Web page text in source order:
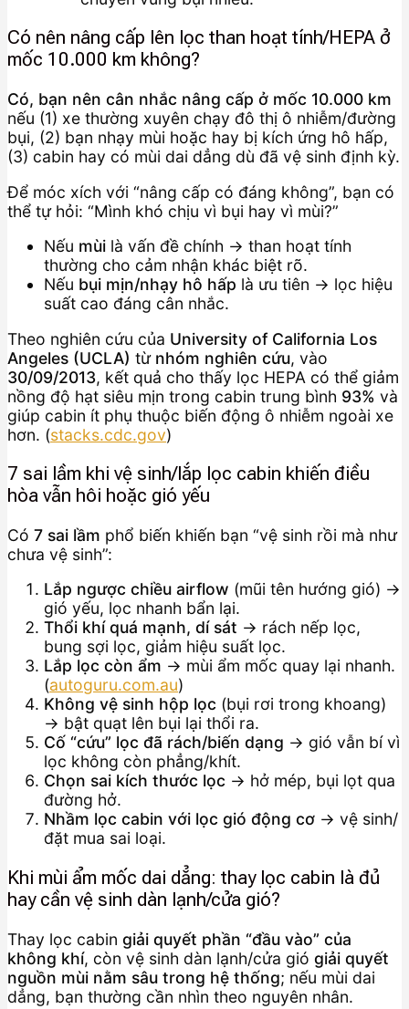
Có nên nâng cấp lên lọc than hoạt tính/HEPA ở
mốc 10.000 km không?
Có, bạn nên cân nhắc nâng cấp ở mốc 10.000 km
nếu (1) xe thường xuyên chạy đô thị ô nhiễm/đường
bụi, (2) bạn nhạy mùi hoặc hay bị kích ứng hô hấp,
(3) cabin hay có mùi dai dẳng dù đã vệ sinh định kỳ.
Để móc xích với “nâng cấp có đáng không”, bạn có
thể tự hỏi: “Mình khó chịu vì bụi hay vì mùi?”
Nếu mùi là vấn đề chính → than hoạt tính
thường cho cảm nhận khác biệt rõ.
Nếu bụi mịn/nhạy hô hấp là ưu tiên → lọc hiệu
suất cao đáng cân nhắc.
Theo nghiên cứu của University of California Los
Angeles (UCLA) từ nhóm nghiên cứu, vào
30/09/2013, kết quả cho thấy lọc HEPA có thể giảm
nồng độ hạt siêu mịn trong cabin trung bình 93% và
giúp cabin ít phụ thuộc biến động ô nhiễm ngoài xe
hơn. (stacks.cdc.gov)
7 sai lầm khi vệ sinh/lắp lọc cabin khiến điều
hòa vẫn hôi hoặc gió yếu
Có 7 sai lầm phổ biến khiến bạn “vệ sinh rồi mà như
chưa vệ sinh”:
Lắp ngược chiều airflow (mũi tên hướng gió) →
gió yếu, lọc nhanh bẩn lại.
Thổi khí quá mạnh, dí sát → rách nếp lọc,
bung sợi lọc, giảm hiệu suất lọc.
Lắp lọc còn ẩm → mùi ẩm mốc quay lại nhanh.
(autoguru.com.au)
Không vệ sinh hộp lọc (bụi rơi trong khoang)
→ bật quạt lên bụi lại thổi ra.
Cố “cứu” lọc đã rách/biến dạng → gió vẫn bí vì
lọc không còn phẳng/khít.
Chọn sai kích thước lọc → hở mép, bụi lọt qua
đường hở.
Nhầm lọc cabin với lọc gió động cơ → vệ sinh/
đặt mua sai loại.
Khi mùi ẩm mốc dai dẳng: thay lọc cabin là đủ
hay cần vệ sinh dàn lạnh/cửa gió?
Thay lọc cabin giải quyết phần “đầu vào” của
không khí, còn vệ sinh dàn lạnh/cửa gió giải quyết
nguồn mùi nằm sâu trong hệ thống; nếu mùi dai
dẳng, bạn thường cần nhìn theo nguyên nhân.